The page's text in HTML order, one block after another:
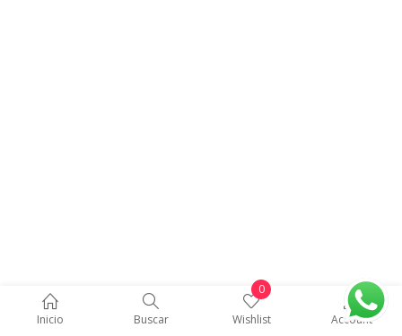
Inicio Buscar
0
Wishlist
Account